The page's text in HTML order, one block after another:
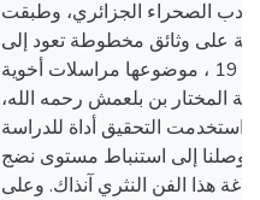
أدب الصحراء الجزائري، وطبقت
على وثائق مخطوطة تعود إلى
القرن 19 ، موضوعها مراسلات أخوية
المختار بن بلعمش رحمه الله،
استخدمت التحقيق أداة للدراسة
وتوصلنا إلى استنباط مستوى نضج
هذا الفن النثري آنذاك. وعلى